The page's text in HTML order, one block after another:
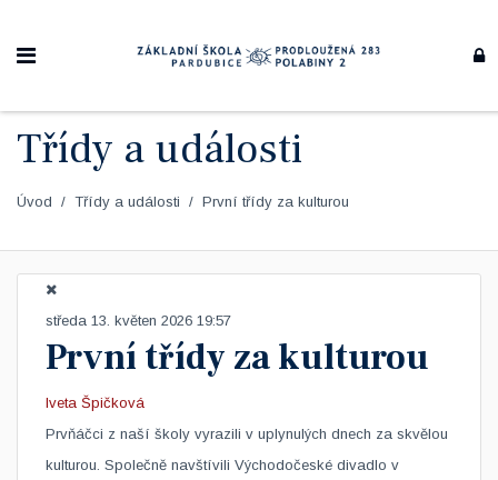
Třídy a události
Úvod Třídy a události První třídy za kulturou
středa 13. květen 2026 19:57
První třídy za kulturou
Iveta Špičková
​Prvňáčci z naší školy vyrazili v uplynulých dnech za skvělou
kulturou. Společně navštívili Východočeské divadlo v